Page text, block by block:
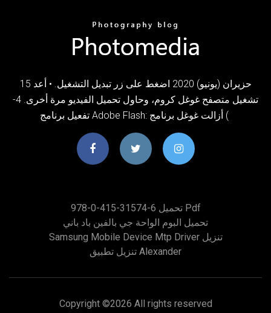
15 حزيران (يونيو) 2020 اضغط على زر تبديل التشغيل. • أعد
تشغيل متصفح غوغل كروم، وحاول تحميل الفيديو مرة أخرى. 4-
تفعيل برنامج Adobe Flash: أزالت غوغل برنامج (
978-0-415-31574-6 تحميل Pdf
تحميل البوم الواحة جي بالفين باد باني
Samsung Mobile Device Mtp Driver تنزيل
تنزيل تطبيق Alexander
Copyright ©2026 All rights reserved